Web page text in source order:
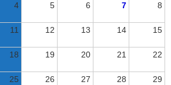
4 5 6 7 8
11 12 13 14 15
18 19 20 21 22
25 26 27 28 29